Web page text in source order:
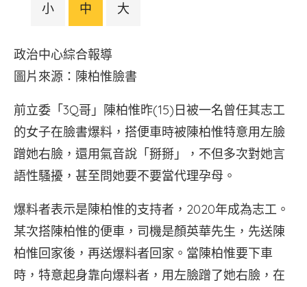
小 中 大
政治中心綜合報導
圖片來源：陳柏惟臉書
前立委「3Q哥」陳柏惟昨(15)日被一名曾任其志工
的女子在臉書爆料，搭便車時被陳柏惟特意用左臉
蹭她右臉，還用氣音說「掰掰」，不但多次對她言
語性騷擾，甚至問她要不要當代理孕母。
爆料者表示是陳柏惟的支持者，2020年成為志工。
某次搭陳柏惟的便車，司機是顏英華先生，先送陳
柏惟回家後，再送爆料者回家。當陳柏惟要下車
時，特意起身靠向爆料者，用左臉蹭了她右臉，在